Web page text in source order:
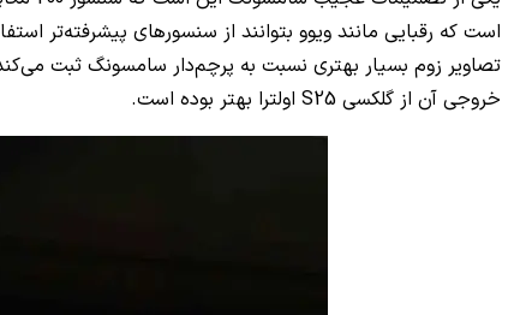
خروجی آن از گلکسی S25 اولترا بهتر بوده است.